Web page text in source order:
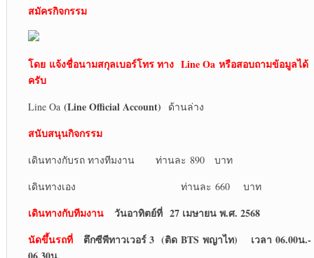
สมัครกิจกรรม
โดยแจ้งชื่อนามสกุลเบอร์โทร ทาง Line Oaหรือสอบถามข้อมูลได้
ครับ
Line Oa(Line Official Account) ด้านล่าง
สนับสนุนกิจกรรม
เดินทางกับรถ ทางทีมงาน ท่านละ 890 บาท
เดินทางเอง ท่านละ 660 บาท
เดินทางกับทีมงาน
วันอาทิตย์ที่ 27 เมษายน พ.ศ. 2568
นัดขึ้นรถที่
ตึกซีพีทาวเวอร์ 3 (ติด BTS พญาไท) เวลา 06.00น.-